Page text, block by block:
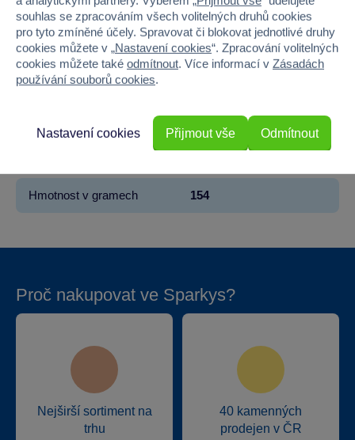
Pohlaví KLUK
Materiál Dřevo
Výška
Hmotnost v gramech 154
Proč nakupovat ve Sparkys?
Nejširší sortiment na
trhu
40 kamenných
prodejen v ČR
souhlas se zpracováním všech volitelných druhů cookies
pro tyto zmíněné účely. Spravovat či blokovat jednotlivé druhy
cookies můžete v „Nastavení cookies“. Zpracování volitelných
cookies můžete také odmítnout. Více informací v Zásadách
používání souborů cookies.
Odmítnout
Nastavení cookies Přijmout vše